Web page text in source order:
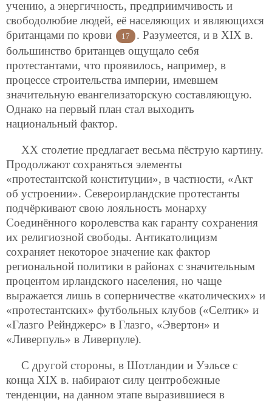
учению, а энергичность, предприимчивость и
свободолюбие людей, её населяющих и являющихся
британцами по крови
17
. Разумеется, и в XIX в.
большинство британцев ощущало себя
протестантами, что проявилось, например, в
процессе строительства империи, имевшем
значительную евангелизаторскую составляющую.
Однако на первый план стал выходить
национальный фактор.
XX столетие предлагает весьма пёструю картину.
Продолжают сохраняться элементы
«протестантской конституции», в частности, «Акт
об устроении». Североирландские протестанты
подчёркивают свою лояльность монарху
Соединённого королевства как гаранту сохранения
их религиозной свободы. Антикатолицизм
сохраняет некоторое значение как фактор
региональной политики в районах с значительным
процентом ирландского населения, но чаще
выражается лишь в соперничестве «католических» и
«протестантских» футбольных клубов («Селтик» и
«Глазго Рейнджерс» в Глазго, «Эвертон» и
«Ливерпуль» в Ливерпуле).
С другой стороны, в Шотландии и Уэльсе с
конца XIX в. набирают силу центробежные
тенденции, на данном этапе выразившиеся в